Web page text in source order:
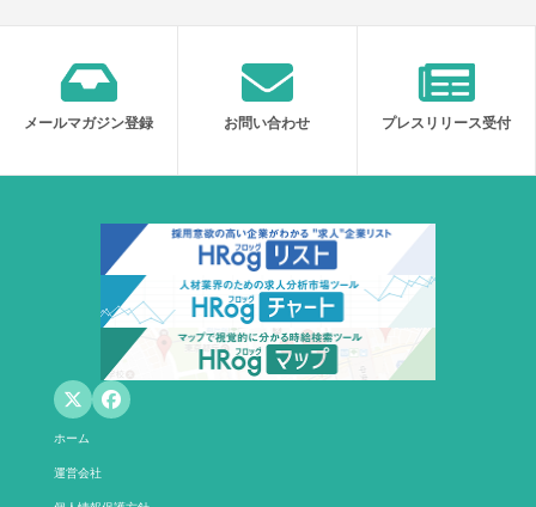
メールマガジン登録 お問い合わせ プレスリリース受付
ホーム
運営会社